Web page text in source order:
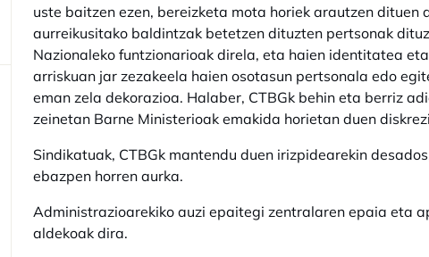
uste baitzen ezen, bereizketa mota horiek arautzen
aurreikusitako baldintzak betetzen dituzten pertsonak
Nazionaleko funtzionarioak direla, eta haien identitatea
arriskuan jar zezakeela haien osotasun pertsonala edo
eman zela dekorazioa. Halaber, CTBGk behin eta berriz
zeinetan Barne Ministerioak emakida horietan duen
Sindikatuak, CTBGk mantendu duen irizpidearekin
ebazpen horren aurka.
Administrazioarekiko auzi epaitegi zentralaren epaia eta
aldekoak dira.